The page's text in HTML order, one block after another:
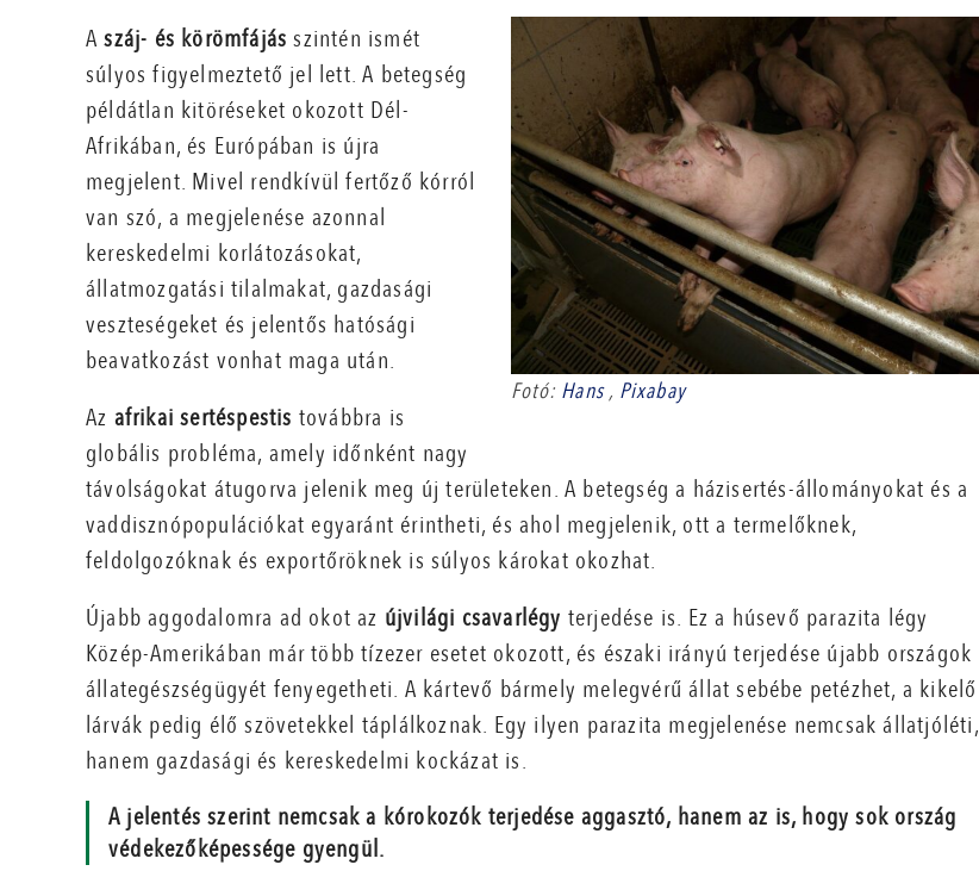
Fotó: Hans, Pixabay
Aszáj- és körömfájás szintén ismét
súlyos figyelmeztető jel lett. A betegség
példátlan kitöréseket okozott Dél-
Afrikában, és Európában is újra
megjelent. Mivel rendkívül fertőző kórról
van szó, a megjelenése azonnal
kereskedelmi korlátozásokat,
állatmozgatási tilalmakat, gazdasági
veszteségeket és jelentős hatósági
beavatkozást vonhat maga után.
Az afrikai sertéspestis továbbra is
globális probléma, amely időnként nagy
távolságokat átugorva jelenik meg új területeken. A betegség a házisertés-állományokat és a
vaddisznópopulációkat egyaránt érintheti, és ahol megjelenik, ott a termelőknek,
feldolgozóknak és exportőröknek is súlyos károkat okozhat.
Újabb aggodalomra ad okot az újvilági csavarlégy terjedése is. Ez a húsevő parazita légy
Közép-Amerikában már több tízezer esetet okozott, és északi irányú terjedése újabb országok
állategészségügyét fenyegetheti. A kártevő bármely melegvérű állat sebébe petézhet, a kikelő
lárvák pedig élő szövetekkel táplálkoznak. Egy ilyen parazita megjelenése nemcsak állatjóléti,
hanem gazdasági és kereskedelmi kockázat is.
A jelentés szerint nemcsak a kórokozók terjedése aggasztó, hanem az is, hogy sok ország
védekezőképessége gyengül.